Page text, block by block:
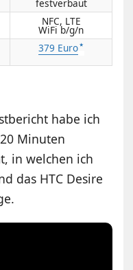
festverbaut
NFC, LTE
WiFi b/g/n
379 Euro
habe ich
Minuten
in welchen ich
das HTC Desire